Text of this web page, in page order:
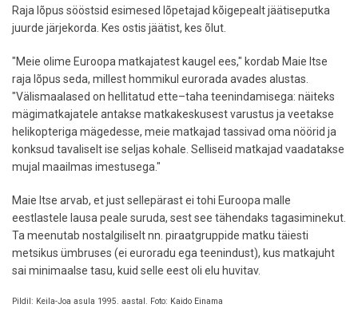
Raja lõpus sööstsid esimesed lõpetajad kõigepealt jäätiseputka
juurde järjekorda. Kes ostis jäätist, kes õlut.
"Meie olime Euroopa matkajatest kaugel ees," kordab Maie Itse
raja lõpus seda, millest hommikul eurorada avades alustas.
"Välismaalased on hellitatud ette–taha teenindamisega: näiteks
mägimatkajatele antakse matkakeskusest varustus ja veetakse
helikopteriga mägedesse, meie matkajad tassivad oma nöörid ja
konksud tavaliselt ise seljas kohale. Selliseid matkajad vaadatakse
mujal maailmas imestusega."
Maie Itse arvab, et just sellepärast ei tohi Euroopa malle
eestlastele lausa peale suruda, sest see tähendaks tagasiminekut.
Ta meenutab nostalgiliselt nn. piraatgruppide matku täiesti
metsikus ümbruses (ei euroradu ega teenindust), kus matkajuht
sai minimaalse tasu, kuid selle eest oli elu huvitav.
Pildil: Keila-Joa asula 1995. aastal. Foto: Kaido Einama